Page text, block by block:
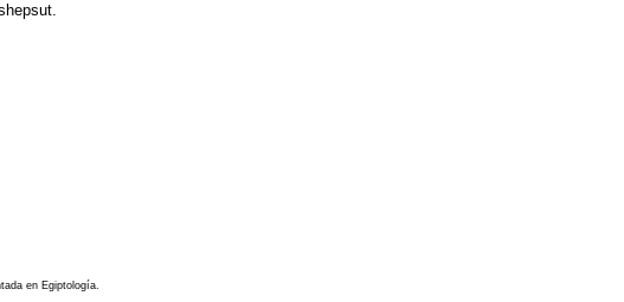
en Egiptología.